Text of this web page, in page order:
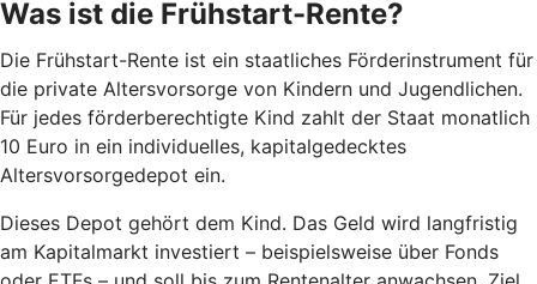
Was ist die Frühstart-Rente?
Die Frühstart-Rente ist ein staatliches Förderinstrument für
die private Altersvorsorge von Kindern und Jugendlichen.
Für jedes förderberechtigte Kind zahlt der Staat monatlich
10 Euro in ein individuelles, kapitalgedecktes
Altersvorsorgedepot ein.
Dieses Depot gehört dem Kind. Das Geld wird langfristig
am Kapitalmarkt investiert – beispielsweise über Fonds